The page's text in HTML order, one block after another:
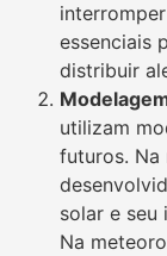
essenciais
distribuir
utilizam
futuros. Na
solar e seu
Na